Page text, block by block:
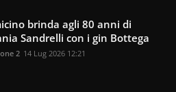
brinda agli 80 anni di
Sandrelli con i gin Bottega
2 14 Lug 2026 12:21